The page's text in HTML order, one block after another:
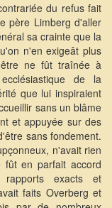
du refus fait
père Limberg d'aller
sa crainte que la
n'en exigeât plus
ne fût traînée à
de la
que lui inspiraient
sans un blâme
et appuyée sur des
sans fondement.
n'avait rien
fût en parfait accord
exacts et
faits Overberg et